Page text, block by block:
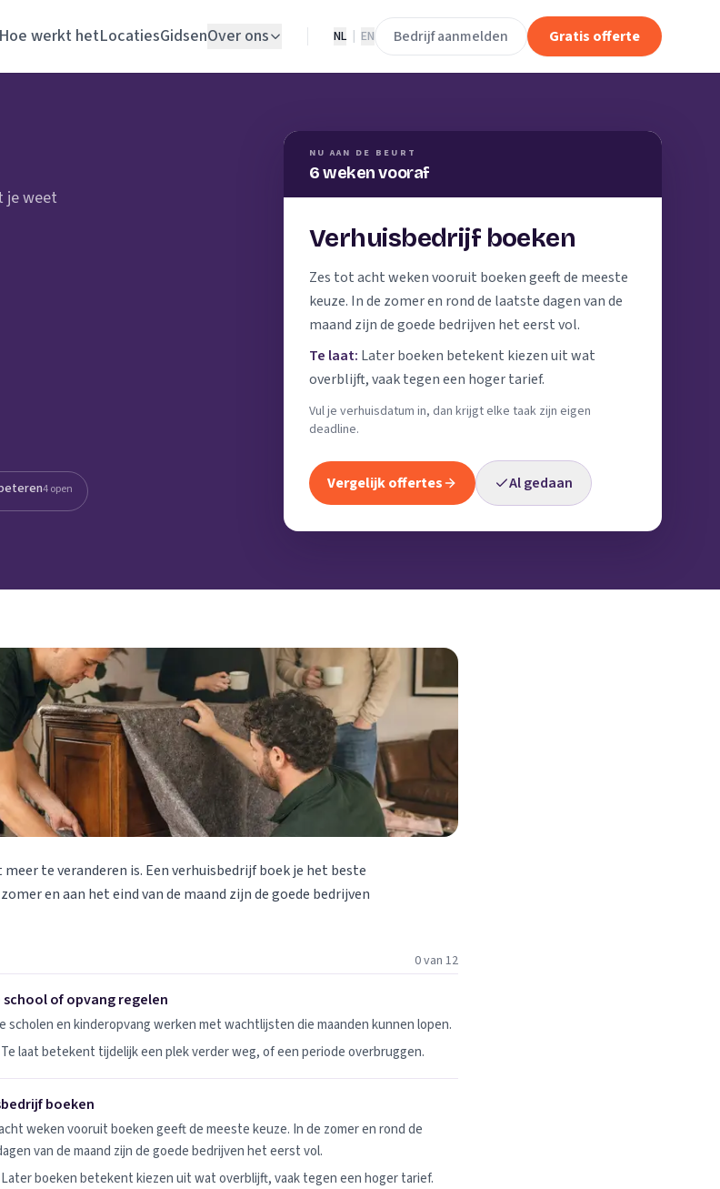
Hoe werkt hetLocatiesGidsenOver ons NL EN Bedrijf aanmelden Gratis offerte
je weet
NU AAN DE BEURT
6 weken vooraf
Verhuisbedrijf boeken
Zes tot acht weken vooruit boeken geeft de meeste
keuze. In de zomer en rond de laatste dagen van de
maand zijn de goede bedrijven het eerst vol.
Te laat: Later boeken betekent kiezen uit wat
overblijft, vaak tegen een hoger tarief.
Vul je verhuisdatum in, dan krijgt elke taak zijn eigen
deadline.
Vergelijk offertes Al gedaan
4 open
te veranderen is. Een verhuisbedrijf boek je het beste
en aan het eind van de maand zijn de goede bedrijven
0 van 12
of opvang regelen afvinken
school of opvang regelen
scholen en kinderopvang werken met wachtlijsten die maanden kunnen lopen.
Te laat betekent tijdelijk een plek verder weg, of een periode overbruggen.
boeken afvinken
boeken
weken vooruit boeken geeft de meeste keuze. In de zomer en rond de
van de maand zijn de goede bedrijven het eerst vol.
Later boeken betekent kiezen uit wat overblijft, vaak tegen een hoger tarief.